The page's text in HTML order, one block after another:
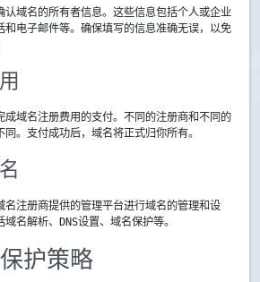
认域名的所有者信息。这些信息包括个人或企业
和电子邮件等。确保填写的信息准确无误，以免
成域名注册费用的支付。不同的注册商和不同的
同。支付成功后，域名将正式归你所有。
名注册商提供的管理平台进行域名的管理和设
名解析、DNS设置、域名保护等。
护策略